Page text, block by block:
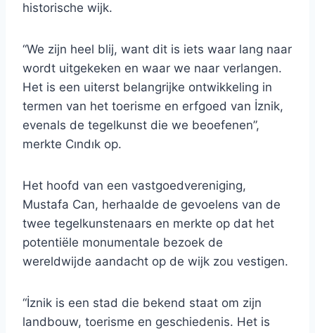
historische wijk.
“We zijn heel blij, want dit is iets waar lang naar
wordt uitgekeken en waar we naar verlangen.
Het is een uiterst belangrijke ontwikkeling in
termen van het toerisme en erfgoed van İznik,
evenals de tegelkunst die we beoefenen”,
merkte Cındık op.
Het hoofd van een vastgoedvereniging,
Mustafa Can, herhaalde de gevoelens van de
twee tegelkunstenaars en merkte op dat het
potentiële monumentale bezoek de
wereldwijde aandacht op de wijk zou vestigen.
“İznik is een stad die bekend staat om zijn
landbouw, toerisme en geschiedenis. Het is